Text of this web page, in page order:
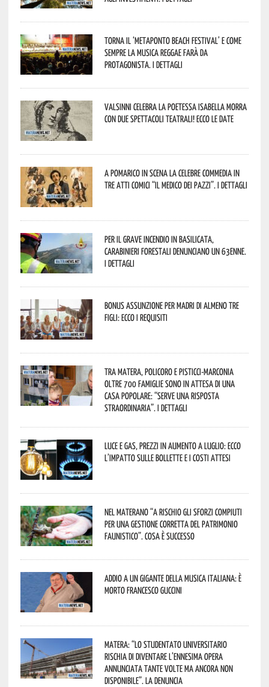
Torna il ‘Metaponto beach festival’ e come
sempre la musica reggae farà da
protagonista. I dettagli
Valsinni celebra la poetessa Isabella Morra
con due spettacoli teatrali! Ecco le date
A Pomarico in scena la celebre commedia in
tre atti comici “Il medico dei pazzi”. I dettagli
Per il grave incendio in Basilicata,
Carabinieri forestali denunciano un 63enne.
I dettagli
Bonus assunzione per madri di almeno tre
figli: ecco i requisiti
Tra Matera, Policoro e Pisticci-Marconia
oltre 700 famiglie sono in attesa di una
casa popolare: “serve una risposta
straordinaria”. I dettagli
Luce e gas, prezzi in aumento a luglio: ecco
l’impatto sulle bollette e i costi attesi
Nel materano “a rischio gli sforzi compiuti
per una gestione corretta del patrimonio
faunistico”. Cosa è successo
Addio a un gigante della musica italiana: è
morto Francesco Guccini
Matera: “Lo studentato universitario
rischia di diventare l’ennesima opera
annunciata tante volte ma ancora non
disponibile”. La denuncia